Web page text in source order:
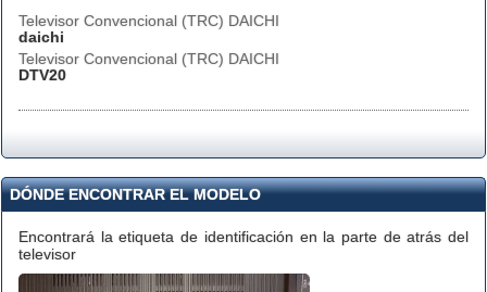
Televisor Convencional (TRC) DAICHI
daichi
Televisor Convencional (TRC) DAICHI
DTV20
DÓNDE ENCONTRAR EL MODELO
Encontrará la etiqueta de identificación en la parte de atrás del
televisor